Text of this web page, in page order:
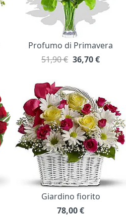
Profumo di Primavera
51,90 € 36,70€
Giardino fiorito
78,00€